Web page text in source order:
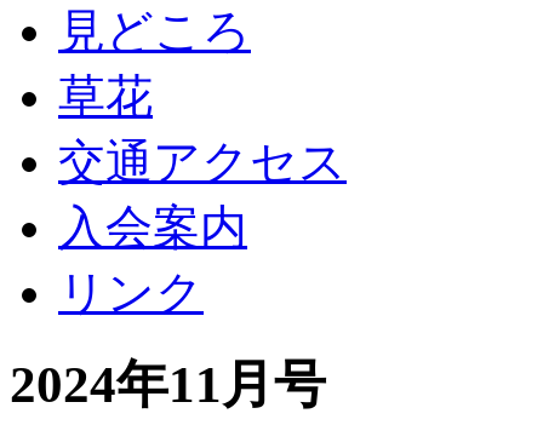
見どころ
草花
交通アクセス
入会案内
リンク
2024年11月号